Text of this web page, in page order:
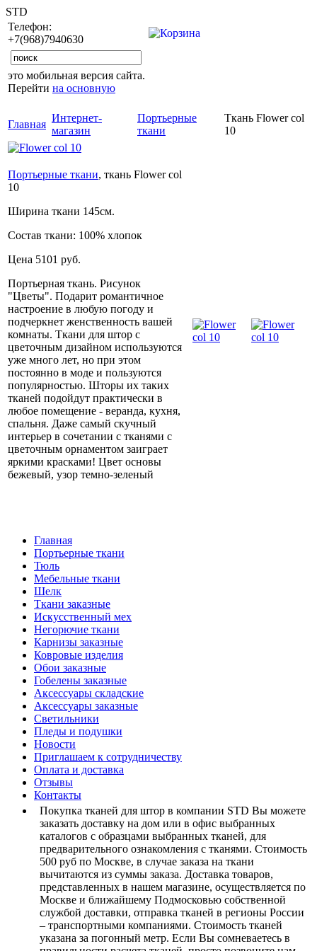
STD
Телефон:
+7(968)7940630
это мобильная версия сайта.
Перейти на основную
Главная
Интернет-
магазин
Портьерные
ткани
Ткань Flower col
10
Портьерные ткани, ткань Flower col
10
Ширина ткани 145см.
Состав ткани: 100% хлопок
Цена 5101 руб.
Портьерная ткань. Рисунок
"Цветы". Подарит романтичное
настроение в любую погоду и
подчеркнет женственность вашей
комнаты. Ткани для штор с
цветочным дизайном используются
уже много лет, но при этом
постоянно в моде и пользуются
популярностью. Шторы их таких
тканей подойдут практически в
любое помещение - веранда, кухня,
спальня. Даже самый скучный
интерьер в сочетании с тканями с
цветочным орнаментом заиграет
яркими красками! Цвет основы
бежевый, узор темно-зеленый
Главная
Портьерные ткани
Тюль
Мебельные ткани
Шелк
Ткани заказные
Искусственный мех
Негорючие ткани
Карнизы заказные
Ковровые изделия
Обои заказные
Гобелены заказные
Аксессуары складские
Аксессуары заказные
Светильники
Пледы и подушки
Новости
Приглашаем к сотрудничеству
Оплата и доставка
Отзывы
Контакты
Покупка тканей для штор в компании STD Вы можете
заказать доставку на дом или в офис выбранных
каталогов с образцами выбранных тканей, для
предварительного ознакомления с тканями. Стоимость
500 руб по Москве, в случае заказа на ткани
вычитаются из суммы заказа. Доставка товаров,
представленных в нашем магазине, осуществляется по
Москве и ближайшему Подмосковью собственной
службой доставки, отправка тканей в регионы России
– транспортными компаниями. Стоимость тканей
указана за погонный метр. Если Вы сомневаетесь в